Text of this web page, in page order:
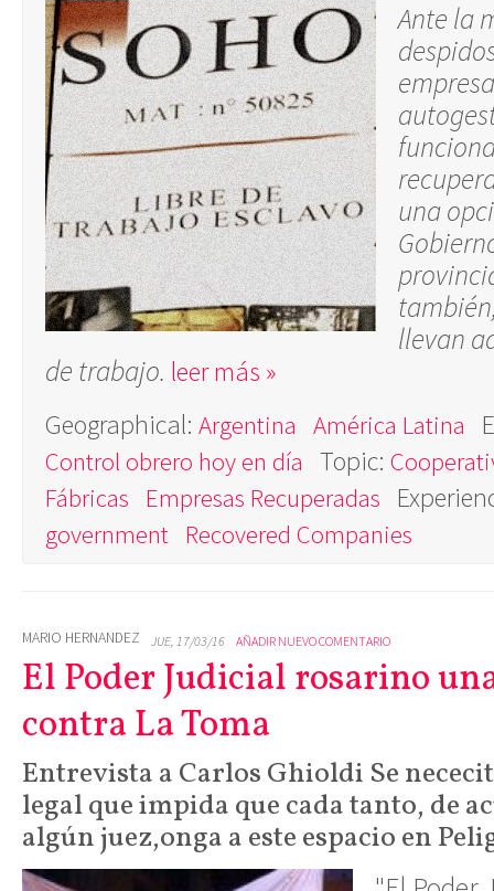
Ante la
una
llevan
de trabajo. leer más »
Geographical: Argentina América Latina
Control obrero hoy en día Topic:
Fábricas Empresas Recuperadas
government Recovered Companies
MARIO HERNANDEZ JUE, 17/03/16 AÑADIR NUEVO COMENTARIO
El Poder Judicial rosarino
contra La Toma
Entrevista a Carlos Ghioldi Se
legal que impida que cada tanto, de
algún juez,onga a este espacio en